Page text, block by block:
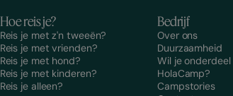
Hoe reis je?
Reis je met z'n tweeën?
Reis je met vrienden?
Reis je met hond?
Reis je met kinderen?
Reis je alleen?
Bedrijf
Over ons
Duurzaamheid
Wil je
HolaCamp?
Campstories